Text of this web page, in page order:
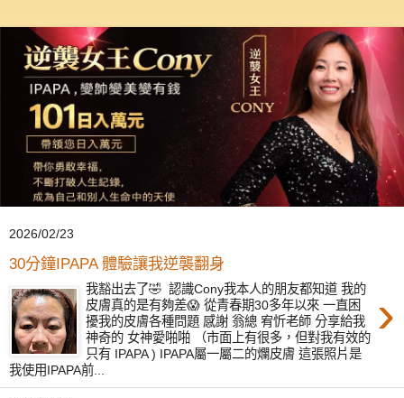
2026/02/23
30分鐘IPAPA 體驗讓我逆襲翻身
›
我豁出去了🤣 認識Cony我本人的朋友都知道 我的
皮膚真的是有夠差😱 從青春期30多年以來 一直困
擾我的皮膚各種問題 感謝 翁總 宥忻老師 分享給我
神奇的 女神愛啪啪 （市面上有很多，但對我有效的
只有 IPAPA ) IPAPA屬一屬二的爛皮膚 這張照片是
我使用IPAPA前...